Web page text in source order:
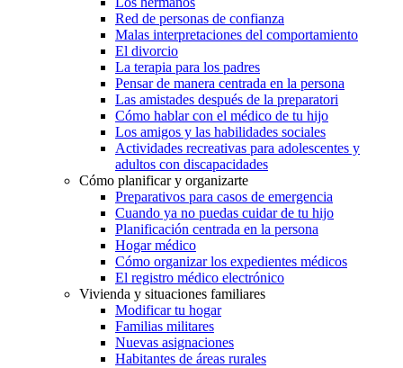
Red de personas de confianza
Malas interpretaciones del comportamiento
El divorcio
La terapia para los padres
Pensar de manera centrada en la persona
Las amistades después de la preparatori
Cómo hablar con el médico de tu hijo
Los amigos y las habilidades sociales
Actividades recreativas para adolescentes y
adultos con discapacidades
Cómo planificar y organizarte
Preparativos para casos de emergencia
Cuando ya no puedas cuidar de tu hijo
Planificación centrada en la persona
Hogar médico
Cómo organizar los expedientes médicos
El registro médico electrónico
Vivienda y situaciones familiares
Modificar tu hogar
Familias militares
Nuevas asignaciones
Habitantes de áreas rurales